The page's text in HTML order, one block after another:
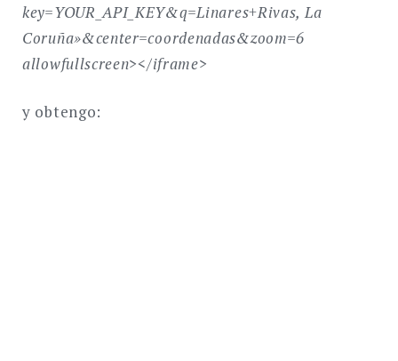
key=YOUR_API_KEY&q=Linares+Rivas, La
Coruña»&center=coordenadas&zoom=6
allowfullscreen></iframe>
y obtengo: